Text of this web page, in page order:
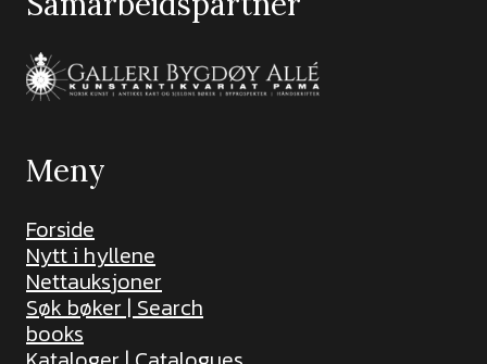
Meny
Forside
Nytt i hyllene
Nettauksjoner
Søk bøker | Search
books